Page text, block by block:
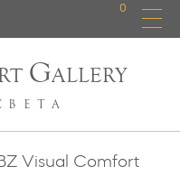
0
GALLERY
Visual Comfort